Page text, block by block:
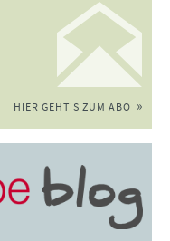
HIER GEHT'S ZUM ABO